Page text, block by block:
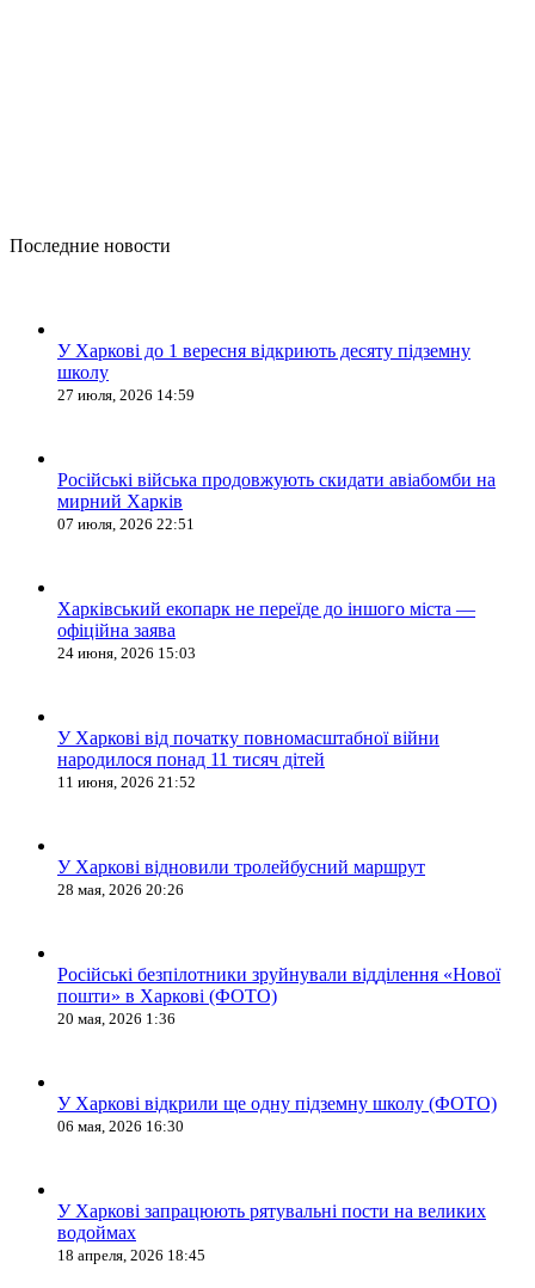
Последние новости
У Харкові до 1 вересня відкриють десяту підземну
школу
27 июля, 2026 14:59
Російські війська продовжують скидати авіабомби на
мирний Харків
07 июля, 2026 22:51
Харківський екопарк не переїде до іншого міста —
офіційна заява
24 июня, 2026 15:03
У Харкові від початку повномасштабної війни
народилося понад 11 тисяч дітей
11 июня, 2026 21:52
У Харкові відновили тролейбусний маршрут
28 мая, 2026 20:26
Російські безпілотники зруйнували відділення «Нової
пошти» в Харкові (ФОТО)
20 мая, 2026 1:36
У Харкові відкрили ще одну підземну школу (ФОТО)
06 мая, 2026 16:30
У Харкові запрацюють рятувальні пости на великих
водоймах
18 апреля, 2026 18:45